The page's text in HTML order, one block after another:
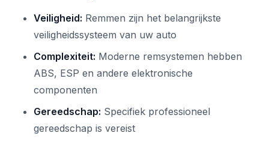
Veiligheid: Remmen zijn het belangrijkste
veiligheidssysteem van uw auto
Complexiteit: Moderne remsystemen hebben
ABS, ESP en andere elektronische
componenten
Gereedschap: Specifiek professioneel
gereedschap is vereist